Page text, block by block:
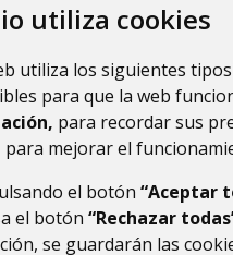
utiliza cookies
utiliza los siguientes tipos
para que la web
para recordar sus
para mejorar el
el botón “Aceptar
el botón “Rechazar
se guardarán las